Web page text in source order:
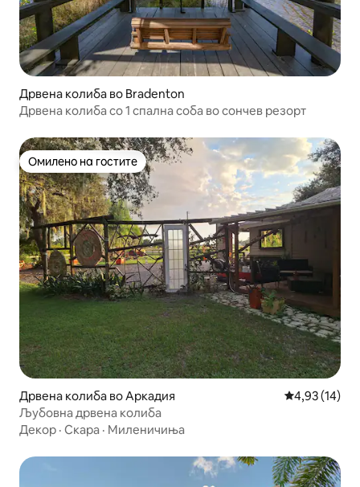
Дрвена колиба во Bradenton
Дрвена колиба со 1 спална соба во сончев резорт
Омилено на гостите
Омилено на гостите
Дрвена колиба во Аркадия Просечна
4,93 (14)
Љубовна дрвена колиба
Декор · Скара · Миленичиња